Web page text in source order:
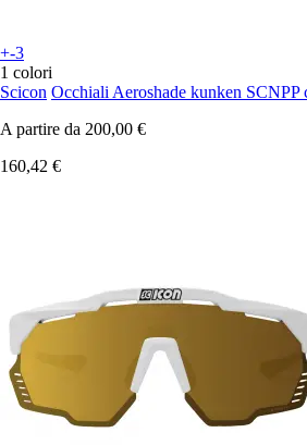
+-3
1 colori
Scicon Occhiali Aeroshade kunken SCNPP
A partire da 200,00 €
160,42 €